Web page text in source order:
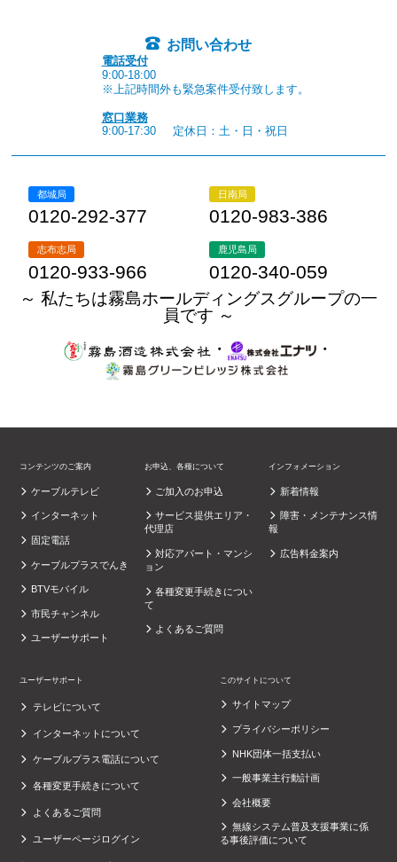
お問い合わせ
電話受付
9:00-18:00
※上記時間外も緊急案件受付致します。
窓口業務
9:00-17:30
定休日：土・日・祝日
都城局
0120-292-377
日南局
0120-983-386
志布志局
0120-933-966
鹿児島局
0120-340-059
～ 私たちは霧島ホールディングスグループの一
員です ～
・
・
コンテンツのご案内
ケーブルテレビ
インターネット
固定電話
ケーブルプラスでんき
BTVモバイル
市民チャンネル
ユーザーサポート
お申込、各種について
ご加入のお申込
サービス提供エリア・
代理店
対応アパート・マンシ
ョン
各種変更手続きについ
て
よくあるご質問
インフォメーション
新着情報
障害・メンテナンス情
報
広告料金案内
ユーザーサポート
テレビについて
インターネットについて
ケーブルプラス電話について
各種変更手続きについて
よくあるご質問
ユーザーページログイン
このサイトについて
サイトマップ
プライバシーポリシー
NHK団体一括支払い
一般事業主行動計画
会社概要
無線システム普及支援事業に係
る事後評価について